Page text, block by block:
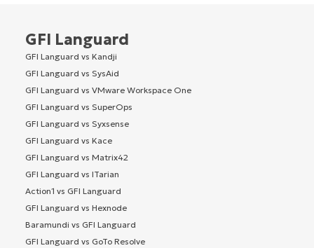
GFI Languard
GFI Languard vs Kandji
GFI Languard vs SysAid
GFI Languard vs VMware Workspace One
GFI Languard vs SuperOps
GFI Languard vs Syxsense
GFI Languard vs Kace
GFI Languard vs Matrix42
GFI Languard vs ITarian
Action1 vs GFI Languard
GFI Languard vs Hexnode
Baramundi vs GFI Languard
GFI Languard vs GoTo Resolve